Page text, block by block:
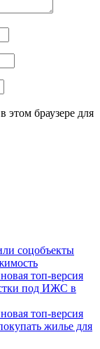
этом браузере для
соцобъекты
топ-версия
под ИЖС в
топ-версия
жилье для